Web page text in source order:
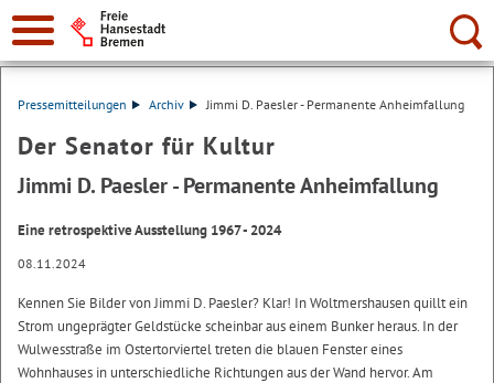
Suche:
Pressemitteilungen Archiv Jimmi D. Paesler - Permanente Anheimfallung
Der Senator für Kultur
Jimmi D. Paesler - Permanente Anheimfallung
Eine retrospektive Ausstellung 1967 - 2024
08.11.2024
Kennen Sie Bilder von Jimmi D. Paesler? Klar! In Woltmershausen quillt ein
Strom ungeprägter Geldstücke scheinbar aus einem Bunker heraus. In der
Wulwesstraße im Ostertorviertel treten die blauen Fenster eines
Wohnhauses in unterschiedliche Richtungen aus der Wand hervor. Am